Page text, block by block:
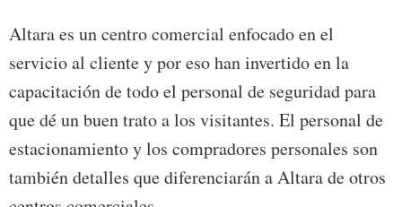
Altara es un centro comercial enfocado en el
servicio al cliente y por eso han invertido en la
capacitación de todo el personal de seguridad para
que dé un buen trato a los visitantes. El personal de
estacionamiento y los compradores personales son
también detalles que diferenciarán a Altara de otros